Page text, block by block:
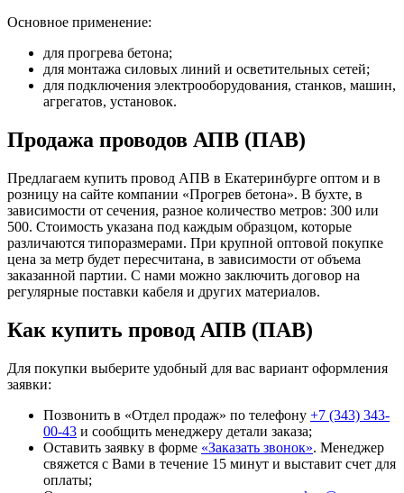
Основное применение:
для прогрева бетона;
для монтажа силовых линий и осветительных сетей;
для подключения электрооборудования, станков, машин,
агрегатов, установок.
Продажа проводов АПВ (ПАВ)
Предлагаем купить провод АПВ в Екатеринбурге оптом и в
розницу на сайте компании «Прогрев бетона». В бухте, в
зависимости от сечения, разное количество метров: 300 или
500. Стоимость указана под каждым образцом, которые
различаются типоразмерами. При крупной оптовой покупке
цена за метр будет пересчитана, в зависимости от объема
заказанной партии. С нами можно заключить договор на
регулярные поставки кабеля и других материалов.
Как купить провод АПВ (ПАВ)
Для покупки выберите удобный для вас вариант оформления
заявки:
Позвонить в «Отдел продаж» по телефону +7 (343) 343-
00-43 и сообщить менеджеру детали заказа;
Оставить заявку в форме «Заказать звонок». Менеджер
свяжется с Вами в течение 15 минут и выставит счет для
оплаты;